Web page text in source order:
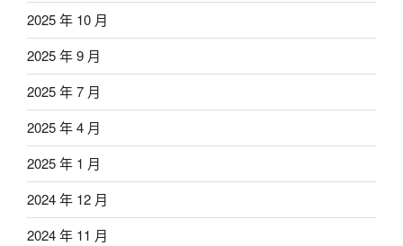
2025 年 10 月
2025 年 9 月
2025 年 7 月
2025 年 4 月
2025 年 1 月
2024 年 12 月
2024 年 11 月